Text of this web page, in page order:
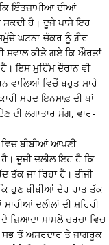
ਇੰਤਜ਼ਾਮੀਆ ਦੀਆਂ
ਸਕਦੀ ਹੈ। ਦੂਜੇ ਪਾਸੇ ਇਹ
ਘਟਨਾ-ਚੱਕਰ ਨੂੰ ਗ਼ੈਰ-
ਕੀਤੇ ਗਏ ਕਿ ਔਰਤਾਂ
ਇਸ ਮੁਹਿੰਮ ਦੌਰਾਨ ਵੀ
ਵਾਲਿਆਂ ਵਿਚੋਂ ਬਹੁਤ ਸਾਰੇ
ਮਰਦ ਇਨਸਾਫ਼ ਦੀ ਥਾਂ
ਦੀ ਲਗਾਤਾਰ ਮੰਗ, ਵਾਰ-
ਬੀਬੀਆਂ ਆਪਣੀ
ਦੂਜੀ ਦਲੀਲ ਇਹ ਹੈ ਕਿ
ਜਾ ਰਿਹਾ ਹੈ। ਤੀਜੀ
ਹੁਣ ਬੀਬੀਆਂ ਦੇਰ ਰਾਤ ਤੱਕ
ਦਲੀਲਾਂ ਦੀ ਸ਼ਹਿਰੀ
ਜ਼ਿਆਦਾ ਮਾਮਲੇ ਚਰਚਾ ਵਿਚ
ਤੋਂ ਅਸਰਦਾਰ ਤੇ ਜਾਗਰੂਕ